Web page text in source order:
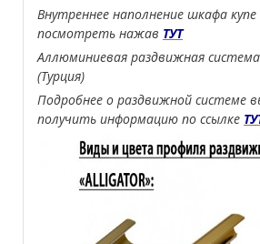
Внутреннее наполнение шкафа
посмотреть нажав ТУТ
Аллюминиевая раздвижная
(Турция)
Подробнее о раздвижной системе
получить информацию по ссылке